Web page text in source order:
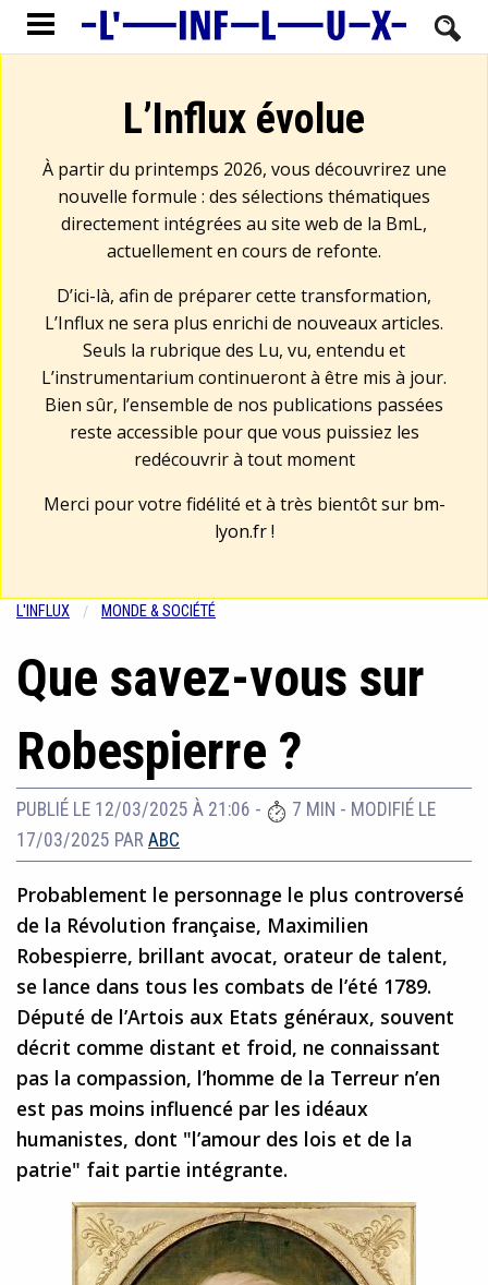
L’Influx évolue
À partir du printemps 2026, vous découvrirez une
nouvelle formule : des sélections thématiques
directement intégrées au site web de la BmL,
actuellement en cours de refonte.
D’ici-là, afin de préparer cette transformation,
L’Influx ne sera plus enrichi de nouveaux articles.
Seuls la rubrique des Lu, vu, entendu et
L’instrumentarium continueront à être mis à jour.
Bien sûr, l’ensemble de nos publications passées
reste accessible pour que vous puissiez les
redécouvrir à tout moment
Merci pour votre fidélité et à très bientôt sur bm-
lyon.fr!
L'INFLUX MONDE & SOCIÉTÉ
Que savez-vous sur
Robespierre ?
PUBLIÉ LE 12/03/2025 À 21:06 - 7 MIN - MODIFIÉ LE
17/03/2025 PAR ABC
Probablement le personnage le plus controversé
de la Révolution française, Maximilien
Robespierre, brillant avocat, orateur de talent,
se lance dans tous les combats de l’été 1789.
Député de l’Artois aux Etats généraux, souvent
décrit comme distant et froid, ne connaissant
pas la compassion, l’homme de la Terreur n’en
est pas moins influencé par les idéaux
humanistes, dont "l’amour des lois et de la
patrie" fait partie intégrante.